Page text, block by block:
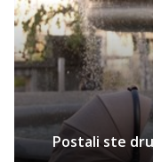
Postali ste